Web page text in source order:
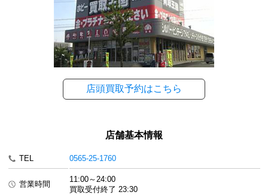
店頭買取予約はこちら
店舗基本情報
TEL 0565-25-1760
営業時間
11:00～24:00
買取受付終了 23:30